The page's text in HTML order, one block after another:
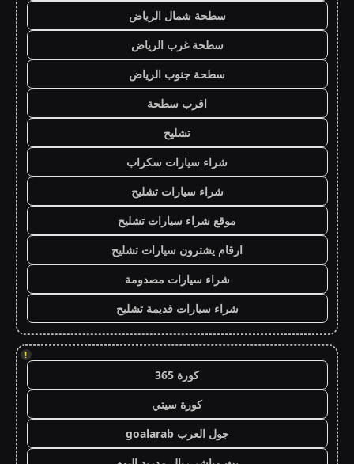
سطحة شمال الرياض
سطحة غرب الرياض
سطحة جنوب الرياض
اقرب سطحة
تشليح
شراء سيارات سكراب
شراء سيارات تشليح
موقع شراء سيارات تشليح
ارقام يشترون سيارات تشليح
شراء سيارات مصدومة
شراء سيارات قديمة تشليح
!
كورة 365
كورة سيتي
جول العرب goalarab